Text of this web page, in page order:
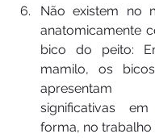
Não existem no
anatomicamente
bico do peito:
mamilo, os
apresentam
significativas
forma, no